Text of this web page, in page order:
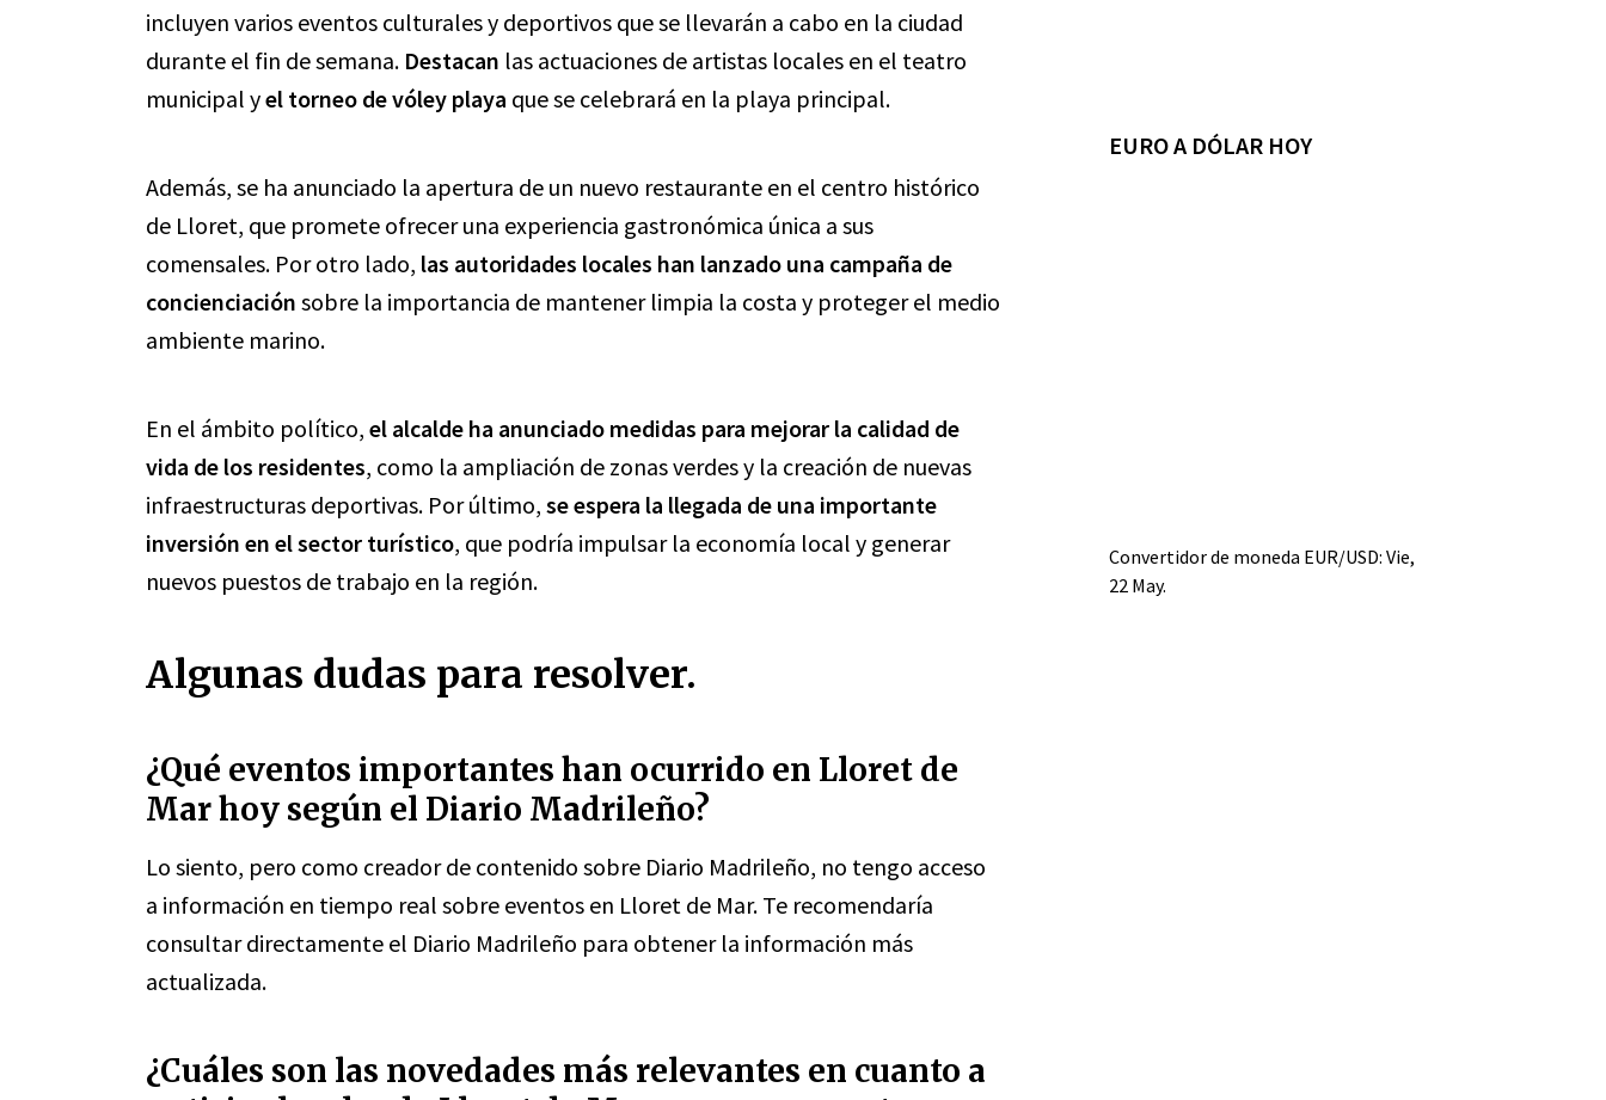
incluyen varios eventos culturales y deportivos que se llevarán a cabo en la ciudad
durante el fin de semana. Destacan las actuaciones de artistas locales en el teatro
municipal yel torneo de vóley playa que se celebrará en la playa principal.
Además, se ha anunciado la apertura de un nuevo restaurante en el centro histórico
de Lloret, que promete ofrecer una experiencia gastronómica única a sus
comensales. Por otro lado, las autoridades locales han lanzado una campaña de
concienciación sobre la importancia de mantener limpia la costa y proteger el medio
ambiente marino.
En el ámbito político, el alcalde ha anunciado medidas para mejorar la calidad de
vida de los residentes, como la ampliación de zonas verdes y la creación de nuevas
infraestructuras deportivas. Por último, se espera la llegada de una importante
inversión en el sector turístico, que podría impulsar la economía local y generar
nuevos puestos de trabajo en la región.
Algunas dudas para resolver.
¿Qué eventos importantes han ocurrido en Lloret de
Mar hoy según el Diario Madrileño?
Lo siento, pero como creador de contenido sobre Diario Madrileño, no tengo acceso
a información en tiempo real sobre eventos en Lloret de Mar. Te recomendaría
consultar directamente el Diario Madrileño para obtener la información más
actualizada.
¿Cuáles son las novedades más relevantes en cuanto a
EURO A DÓLAR HOY
Convertidor de moneda EUR/USD: Vie,
22 May.